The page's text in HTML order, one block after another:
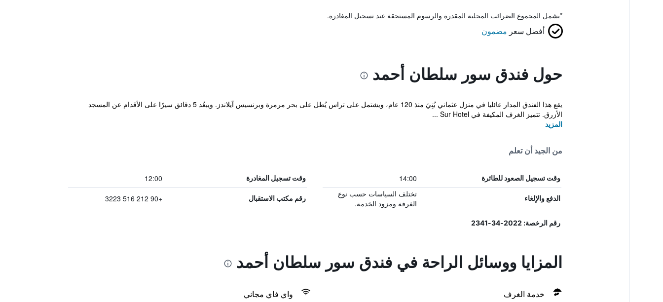
*يشمل المجموع الضرائب المحلية المقدرة والرسوم المستحقة عند تسجيل المغادرة.
أفضل سعر مضمون
حول فندق سور سلطان أحمد
يقع هذا الفندق المدار عائليا في منزل عثماني بُنِيَ منذ 120 عام، ويشتمل على تراس يُطل على بحر مرمرة وبرنسيس آيلاندز. ويبعُد 5 دقائق سيرًا على الأقدام عن المسجد
الأزرق. تتميز الغرف المكيفة في Sur Hotel ...
المزيد
من الجيد أن تعلم
وقت تسجيل الصعود للطائرة 14:00 وقت تسجيل المغادرة 12:00
الدفع والإلغاء
تختلف السياسات حسب نوع
الغرفة ومزود الخدمة.
رقم مكتب الاستقبال +90 212 516 3223
رقم الرخصة: 2022-34-2341
المزايا ووسائل الراحة في فندق سور سلطان أحمد
خدمة الغرف
واي فاي مجاني